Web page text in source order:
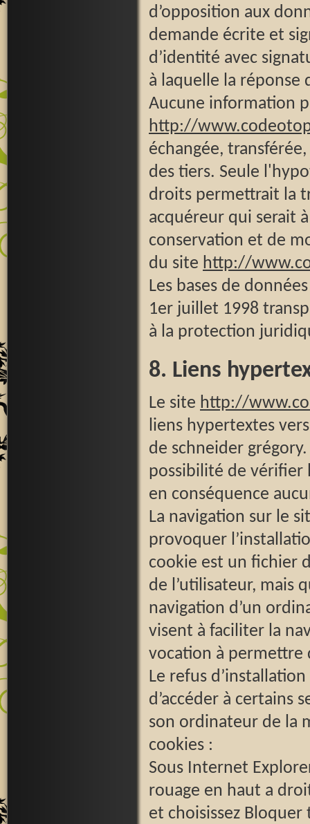
d’opposition aux
demande écrite et
d’identité avec
à laquelle la réponse
Aucune information
http://
échangée,
des tiers. Seule
droits permettrait la
acquéreur qui serait
conservation et de
du site http://
Les bases de
1er juillet 1998
à la protection
8. Liens
Le site http://
liens hypertextes
de schneider
possibilité de vérifier
en conséquence
La navigation sur le
provoquer
cookie est un fichier
de l’utilisateur, mais
navigation d’un
visent à faciliter la
vocation à permettre
Le refus
d’accéder à certains
son ordinateur de la
cookies :
Sous Internet
rouage en haut a
et choisissez Bloquer